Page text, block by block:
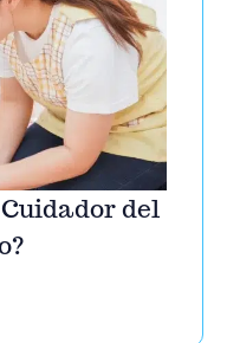
del